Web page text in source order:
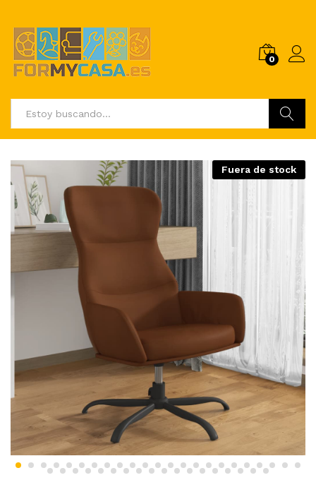
0
Fuera de stock